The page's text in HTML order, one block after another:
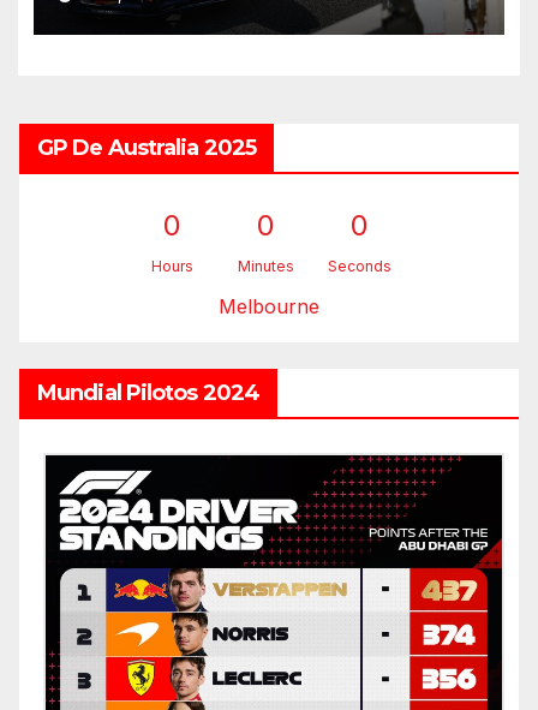
GP De Australia 2025
0
Hours
0
Minutes
0
Seconds
Melbourne
Mundial Pilotos 2024